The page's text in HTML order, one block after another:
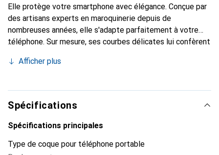
Elle protège votre smartphone avec élégance. Conçue par
des artisans experts en maroquinerie depuis de
nombreuses années, elle s'adapte parfaitement à votre
téléphone. Sur mesure, ses courbes délicates lui confèrent
et indispensable pour votre smartphone. Reconnaissable à
marque Noreve est un choix sûr pour une clientèle
exigeante.
Afficher plus
Spécifications
Spécifications principales
Type de coque pour téléphone portable